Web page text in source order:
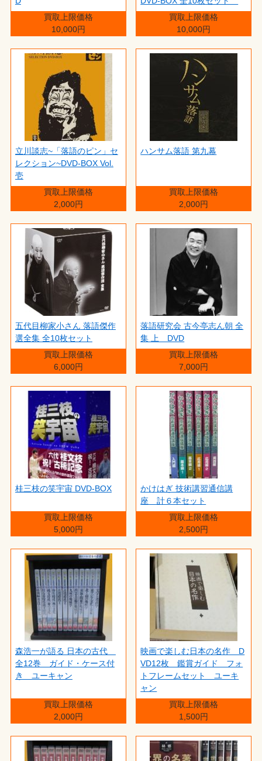
買取上限価格
10,000円
買取上限価格
10,000円
立川談志~「落語のピン」セ
レクション~DVD-BOX Vol.
壱
買取上限価格
2,000円
ハンサム落語 第九幕
買取上限価格
2,000円
五代目柳家小さん 落語傑作
選全集 全10枚セット
買取上限価格
6,000円
落語研究会 古今亭志ん朝 全
集 上 DVD
買取上限価格
7,000円
桂三枝の笑宇宙 DVD-BOX
買取上限価格
5,000円
かけはぎ 技術講習通信講
座 計６本セット
買取上限価格
2,500円
森浩一が語る 日本の古代
全12巻 ガイド・ケース付
き ユーキャン
買取上限価格
2,000円
映画で楽しむ日本の名作 D
VD12枚 鑑賞ガイド フォ
トフレームセット ユーキ
ャン
買取上限価格
1,500円